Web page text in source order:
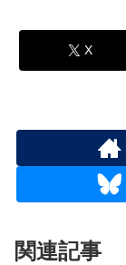
X
関連記事